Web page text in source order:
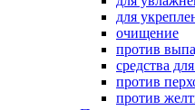
для
очищение
против
средства
против
против